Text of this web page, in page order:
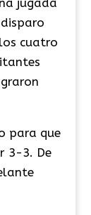
cuatro
para que
3-3. De